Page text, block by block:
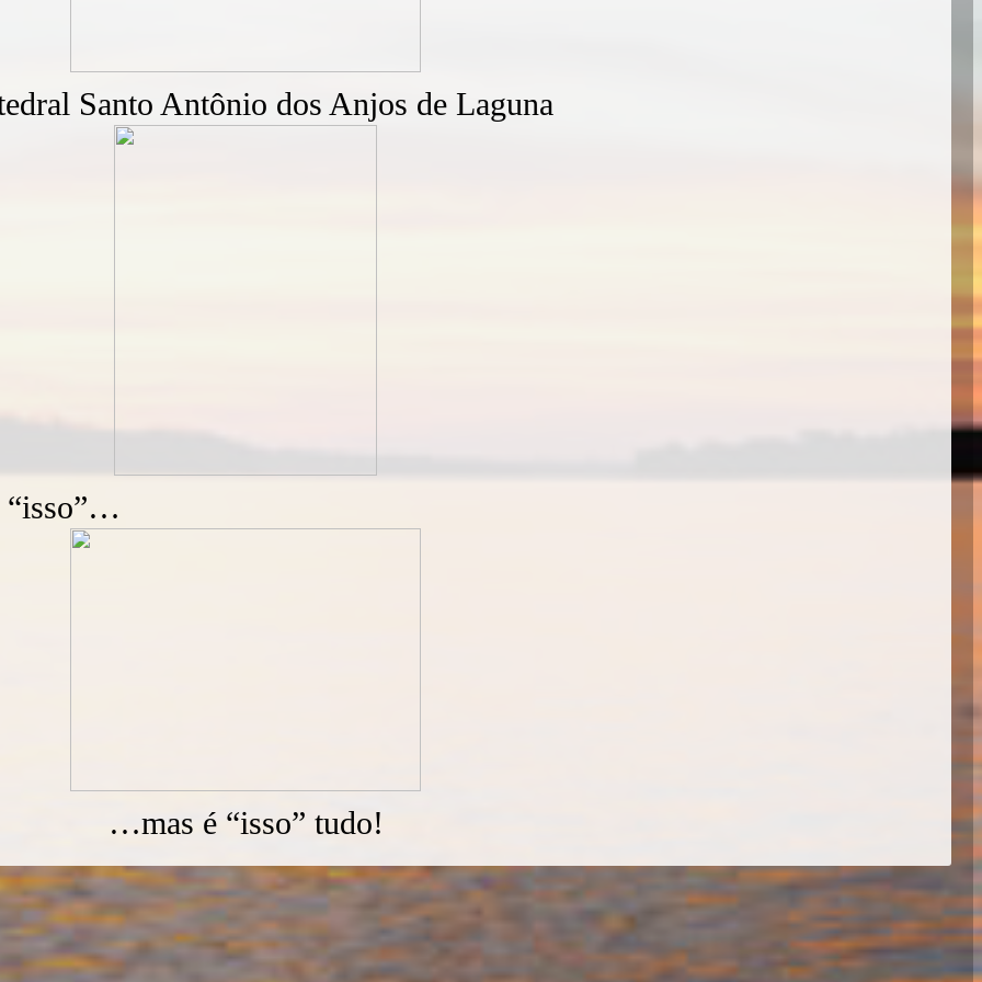
Santo Antônio dos Anjos de Laguna
“isso”…
…mas é “isso” tudo!